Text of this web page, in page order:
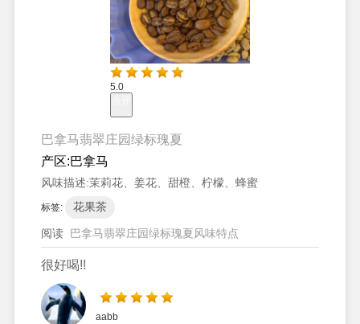
5.0
巴拿马翡翠庄园绿标瑰夏
产区:巴拿马
风味描述:茉莉花、姜花、甜橙、柠檬、蜂蜜
标签: 花果茶
阅读 巴拿马翡翠庄园绿标瑰夏风味特点
很好喝!!
aabb